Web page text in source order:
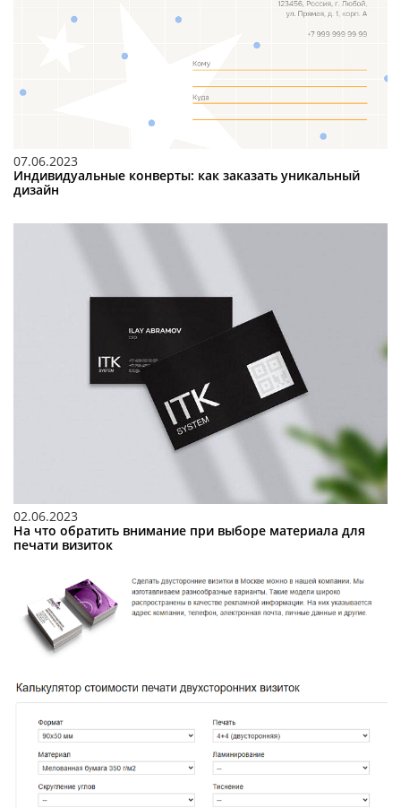
07.06.2023
Индивидуальные конверты: как заказать уникальный
дизайн
02.06.2023
На что обратить внимание при выборе материала для
печати визиток